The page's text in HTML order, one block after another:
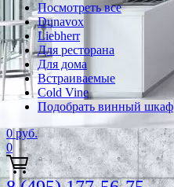
Посмотреть все
Dunavox
Liebherr
Для ресторана
Для дома
Встраиваемые
Cold Vine
Подобрать винный шкаф
0 руб.
0